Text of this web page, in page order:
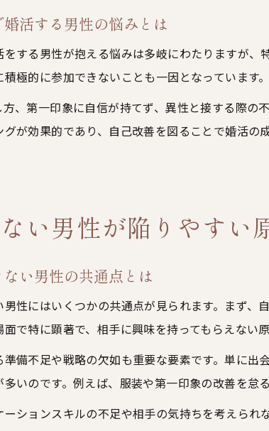
活する男性の悩みとは
する男性が抱える悩みは多岐にわたりますが
極的に参加できないことも一因となっています。
、第一印象に自信が持てず、異性と接する際
が効果的であり、自己改善を図ることで婚活の
い男性が陥りやすい
い男性の共通点とは
性にはいくつかの共通点が見られます。まず
で特に顕著で、相手に興味を持ってもらえない原
準備不足や戦略の欠如も重要な要素です。単に
いのです。例えば、服装や第一印象の改善を怠
ーションスキルの不足や相手の気持ちを考えら